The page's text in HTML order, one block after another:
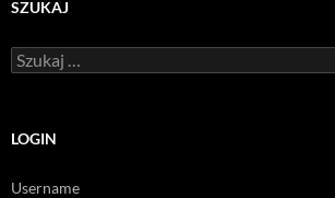
SZUKAJ
Szukaj:
LOGIN
Username